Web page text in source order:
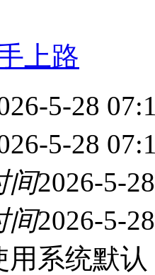
上路
5-28
5-28
间2026-5-
间2026-5-
用系统默认